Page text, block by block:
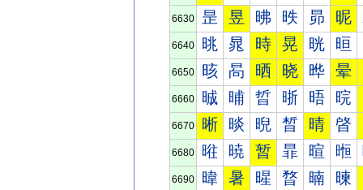
6630 昰 昱 昲 昳 昴 昵
6640 晀 晁 時 晃 晄 晅
6650 晐 晑 晒 晓 晔 晕
6660 晠 晡 晢 晣 晤 晥
6670 晰 晱 晲 晳 晴 晵
6680 暀 暁 暂 暃 暄 暅
6690 暐 暑 暒 暓 暔 暕